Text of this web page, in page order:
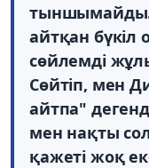
тыншымайды.
айтқан бүкіл
сөйлемді
Сөйтіп, мен
айтпа"
мен нақты
қажеті жоқ